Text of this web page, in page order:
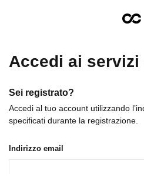
Accedi ai servizi
Sei registrato?
Accedi al tuo account utilizzando
specificati durante la registrazione.
Indirizzo email